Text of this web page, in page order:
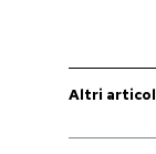
Altri